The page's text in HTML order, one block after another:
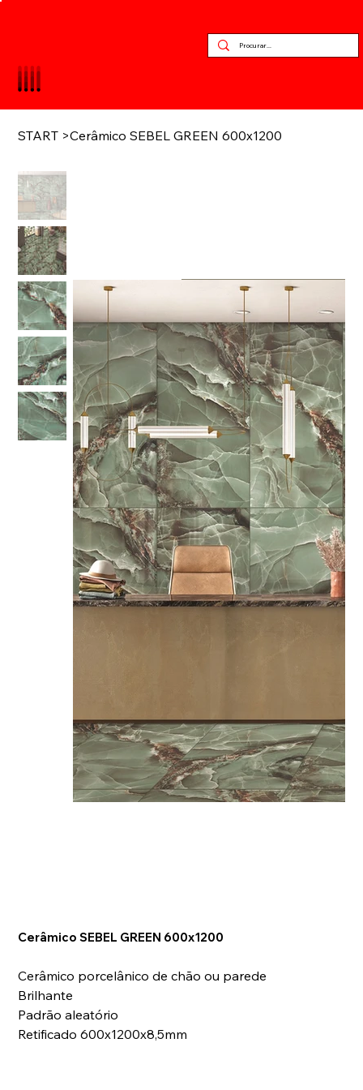
START >Cerâmico SEBEL GREEN 600x1200
Cerâmico SEBEL GREEN 600x1200
Cerâmico porcelânico de chão ou parede
Brilhante
Padrão aleatório
Retificado 600x1200x8,5mm